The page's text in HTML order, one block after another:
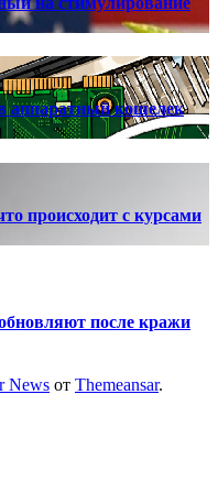
аппаратный кошелек
происходит с курсами
после кражи
News от Themeansar.